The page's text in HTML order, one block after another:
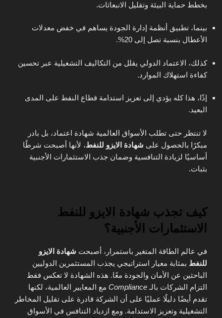
بخطط حماية البيئة وتقليل الانبعاثات.
بينما، تطبيق أنظمة إدارة الجودة يساهم في خفض معدلات
الأعطال بنسبة تصل إلى 20%.
كذلك، الاعتماد الدولي يقلل من التكاليف التشغيلية عبر تحسين
كفاءة استهلاك الموارد.
إذًا، هذا كله يؤدي إلى تعزيز استدامة قطاع النفط على المدى
البعيد.
لا تنتظر حتى تطلب الأسواق العالمية شهادة اعتماد، بل بادر
مبكرًا بالحصول على شهادة الايزو للنفط، لأنها أصبحت شرطًا
أساسيًا لزيادة التنافسية وضمان جذب الاستثمارات الأجنبية
بثبات.
كيف تجذب شهادة الايزو للنفط
الاستثمارات الأجنبية؟
في عالم الطاقة المتغير باستمرار، أصبحت شهادة الايزو
للنفط بمثابة معيار استراتيجي يجذب المستثمرين الدوليين
الباحثين عن الأمان والجودة معًا. هذه الشهادة لا تعكس فقط
التزام الشركات بالـ Compliance مع المعايير العالمية، لكنها
تقدم أيضًا دليلًا عمليًا على أن الشركة قادرة على تقليل المخاطر
التشغيلية وتعزيز الاستدامة. ومع ازدياد التنافس في الأسواق